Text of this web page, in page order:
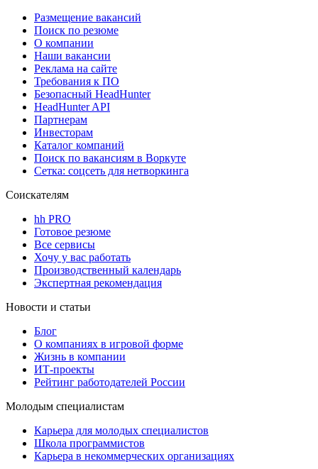
Размещение вакансий
Поиск по резюме
О компании
Наши вакансии
Реклама на сайте
Требования к ПО
Безопасный HeadHunter
HeadHunter API
Партнерам
Инвесторам
Каталог компаний
Поиск по вакансиям в Воркуте
Сетка: соцсеть для нетворкинга
Соискателям
hh PRO
Готовое резюме
Все сервисы
Хочу у вас работать
Производственный календарь
Экспертная рекомендация
Новости и статьи
Блог
О компаниях в игровой форме
Жизнь в компании
ИТ-проекты
Рейтинг работодателей России
Молодым специалистам
Карьера для молодых специалистов
Школа программистов
Карьера в некоммерческих организациях